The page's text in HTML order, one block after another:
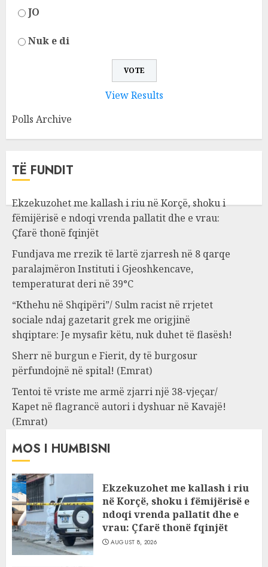
JO
Nuk e di
View Results
Polls Archive
TË FUNDIT
Ekzekuzohet me kallash i riu në Korçë, shoku i
fëmijërisë e ndoqi vrenda pallatit dhe e vrau:
Çfarë thonë fqinjët
Fundjava me rrezik të lartë zjarresh në 8 qarqe
paralajmëron Instituti i Gjeoshkencave,
temperaturat deri në 39°C
“Kthehu në Shqipëri”/ Sulm racist në rrjetet
sociale ndaj gazetarit grek me origjinë
shqiptare: Je mysafir këtu, nuk duhet të flasësh!
Sherr në burgun e Fierit, dy të burgosur
përfundojnë në spital! (Emrat)
Tentoi të vriste me armë zjarri një 38-vjeçar/
Kapet në flagrancë autori i dyshuar në Kavajë!
(Emrat)
MOS I HUMBISNI
Ekzekuzohet me kallash i riu
në Korçë, shoku i fëmijërisë e
ndoqi vrenda pallatit dhe e
vrau: Çfarë thonë fqinjët
AUGUST 8, 2026